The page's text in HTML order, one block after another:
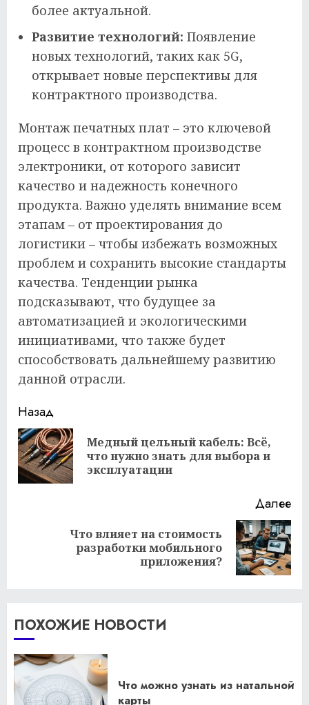
более актуальной.
Развитие технологий: Появление
новых технологий, таких как 5G,
открывает новые перспективы для
контрактного производства.
Монтаж печатных плат – это ключевой
процесс в контрактном производстве
электроники, от которого зависит
качество и надежность конечного
продукта. Важно уделять внимание всем
этапам – от проектирования до
логистики – чтобы избежать возможных
проблем и сохранить высокие стандарты
качества. Тенденции рынка
подсказывают, что будущее за
автоматизацией и экологическими
инициативами, что также будет
способствовать дальнейшему развитию
данной отрасли.
Продолжить
чтение
Назад
Медный цельный кабель: Всё,
что нужно знать для выбора и
эксплуатации
Далее
Следующая
Что влияет на стоимость
разработки мобильного
приложения?
ПОХОЖИЕ НОВОСТИ
Что можно узнать из натальной
карты